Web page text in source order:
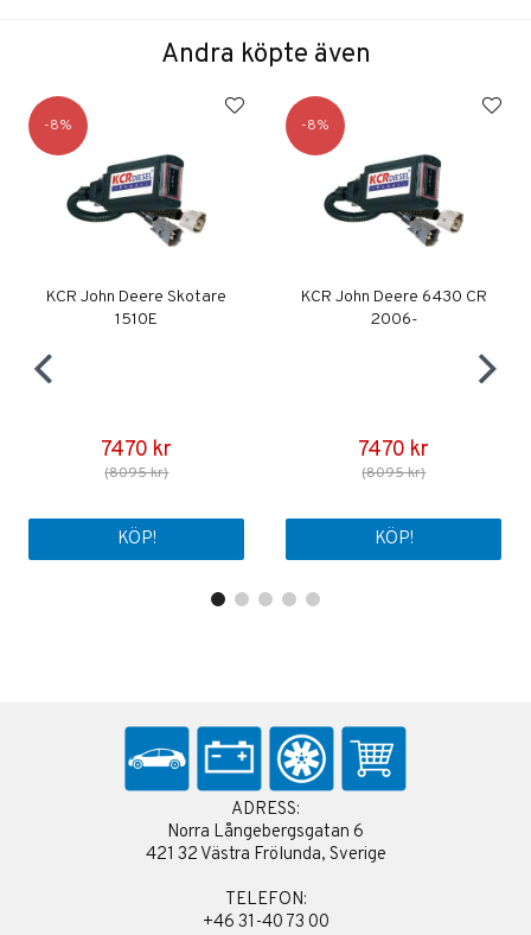
Andra köpte även
8
KCR John Deere Skotare
1510E
7470 kr
(8095 kr)
KÖP!
8
KCR John Deere 6430 CR
2006-
7470 kr
(8095 kr)
KÖP!
ADRESS:
Norra Långebergsgatan 6
421 32 Västra Frölunda, Sverige
TELEFON:
+46 31-40 73 00